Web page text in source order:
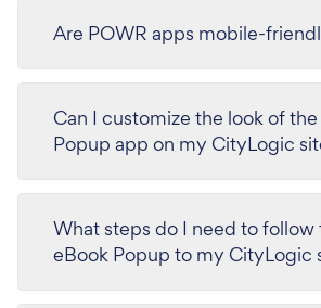
Are POWR apps mobile-
Can I customize the look of
Popup app on my CityLogic
What steps do I need to follow
eBook Popup to my CityLogic